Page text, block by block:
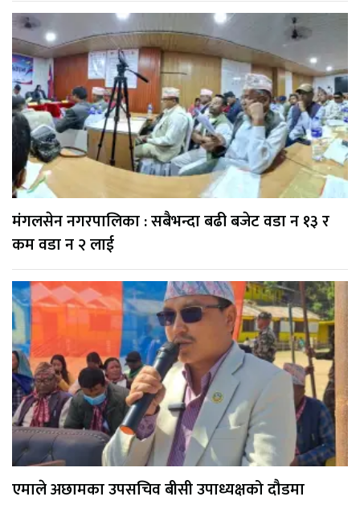
मंगलसेन नगरपालिका : सबैभन्दा बढी बजेट वडा न १३ र
कम वडा न २ लाई
एमाले अछामका उपसचिव बीसी उपाध्यक्षको दौडमा